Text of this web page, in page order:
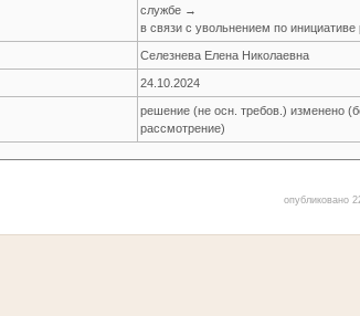
службе →
в связи с увольнением по
Селезнева Елена Николаевна
24.10.2024
решение (не осн. требов.) изменено
рассмотрение)
опубликовано